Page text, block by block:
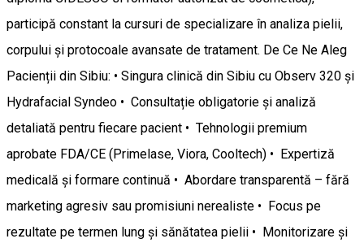
participă constant la cursuri de specializare în analiza pielii,
corpului și protocoale avansate de tratament. De Ce Ne Aleg
Pacienții din Sibiu: • Singura clinică din Sibiu cu Observ 320 și
Hydrafacial Syndeo • Consultație obligatorie și analiză
detaliată pentru fiecare pacient • Tehnologii premium
aprobate FDA/CE (Primelase, Viora, Cooltech) • Expertiză
medicală și formare continuă • Abordare transparentă – fără
marketing agresiv sau promisiuni nerealiste • Focus pe
rezultate pe termen lung și sănătatea pielii • Monitorizare și